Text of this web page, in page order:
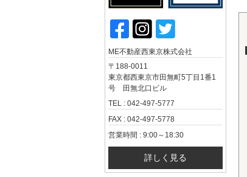
ME不動産西東京株式会社
〒188-0011
東京都西東京市田無町5丁目1番1
号 田無北口ビル
TEL : 042-497-5777
FAX : 042-497-5778
営業時間 : 9:00～18:30
詳しく見る